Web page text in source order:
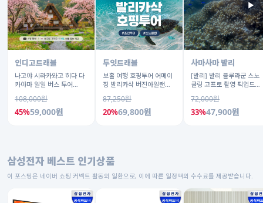
인디고트래블
나고야 시라카와고 히다 다
카야마 일일 버스 투어
108,000원
45%59,000원
두잇트래블
보홀 여행 호핑투어 어메이
징 발리카삭 버진아일랜드
87,250원
20%69,800원
사마사마 발리
[발리] 발리 블루라군 스노
쿨링 고프로 촬영 픽업드랍
호 열대어
72,000원
33%47,900원
▶
삼성전자 베스트 인기상품
이 포스팅은 네이버 쇼핑 커넥트 활동의 일환으로, 이에 따른 일정액의 수수료를 제공받습니다.